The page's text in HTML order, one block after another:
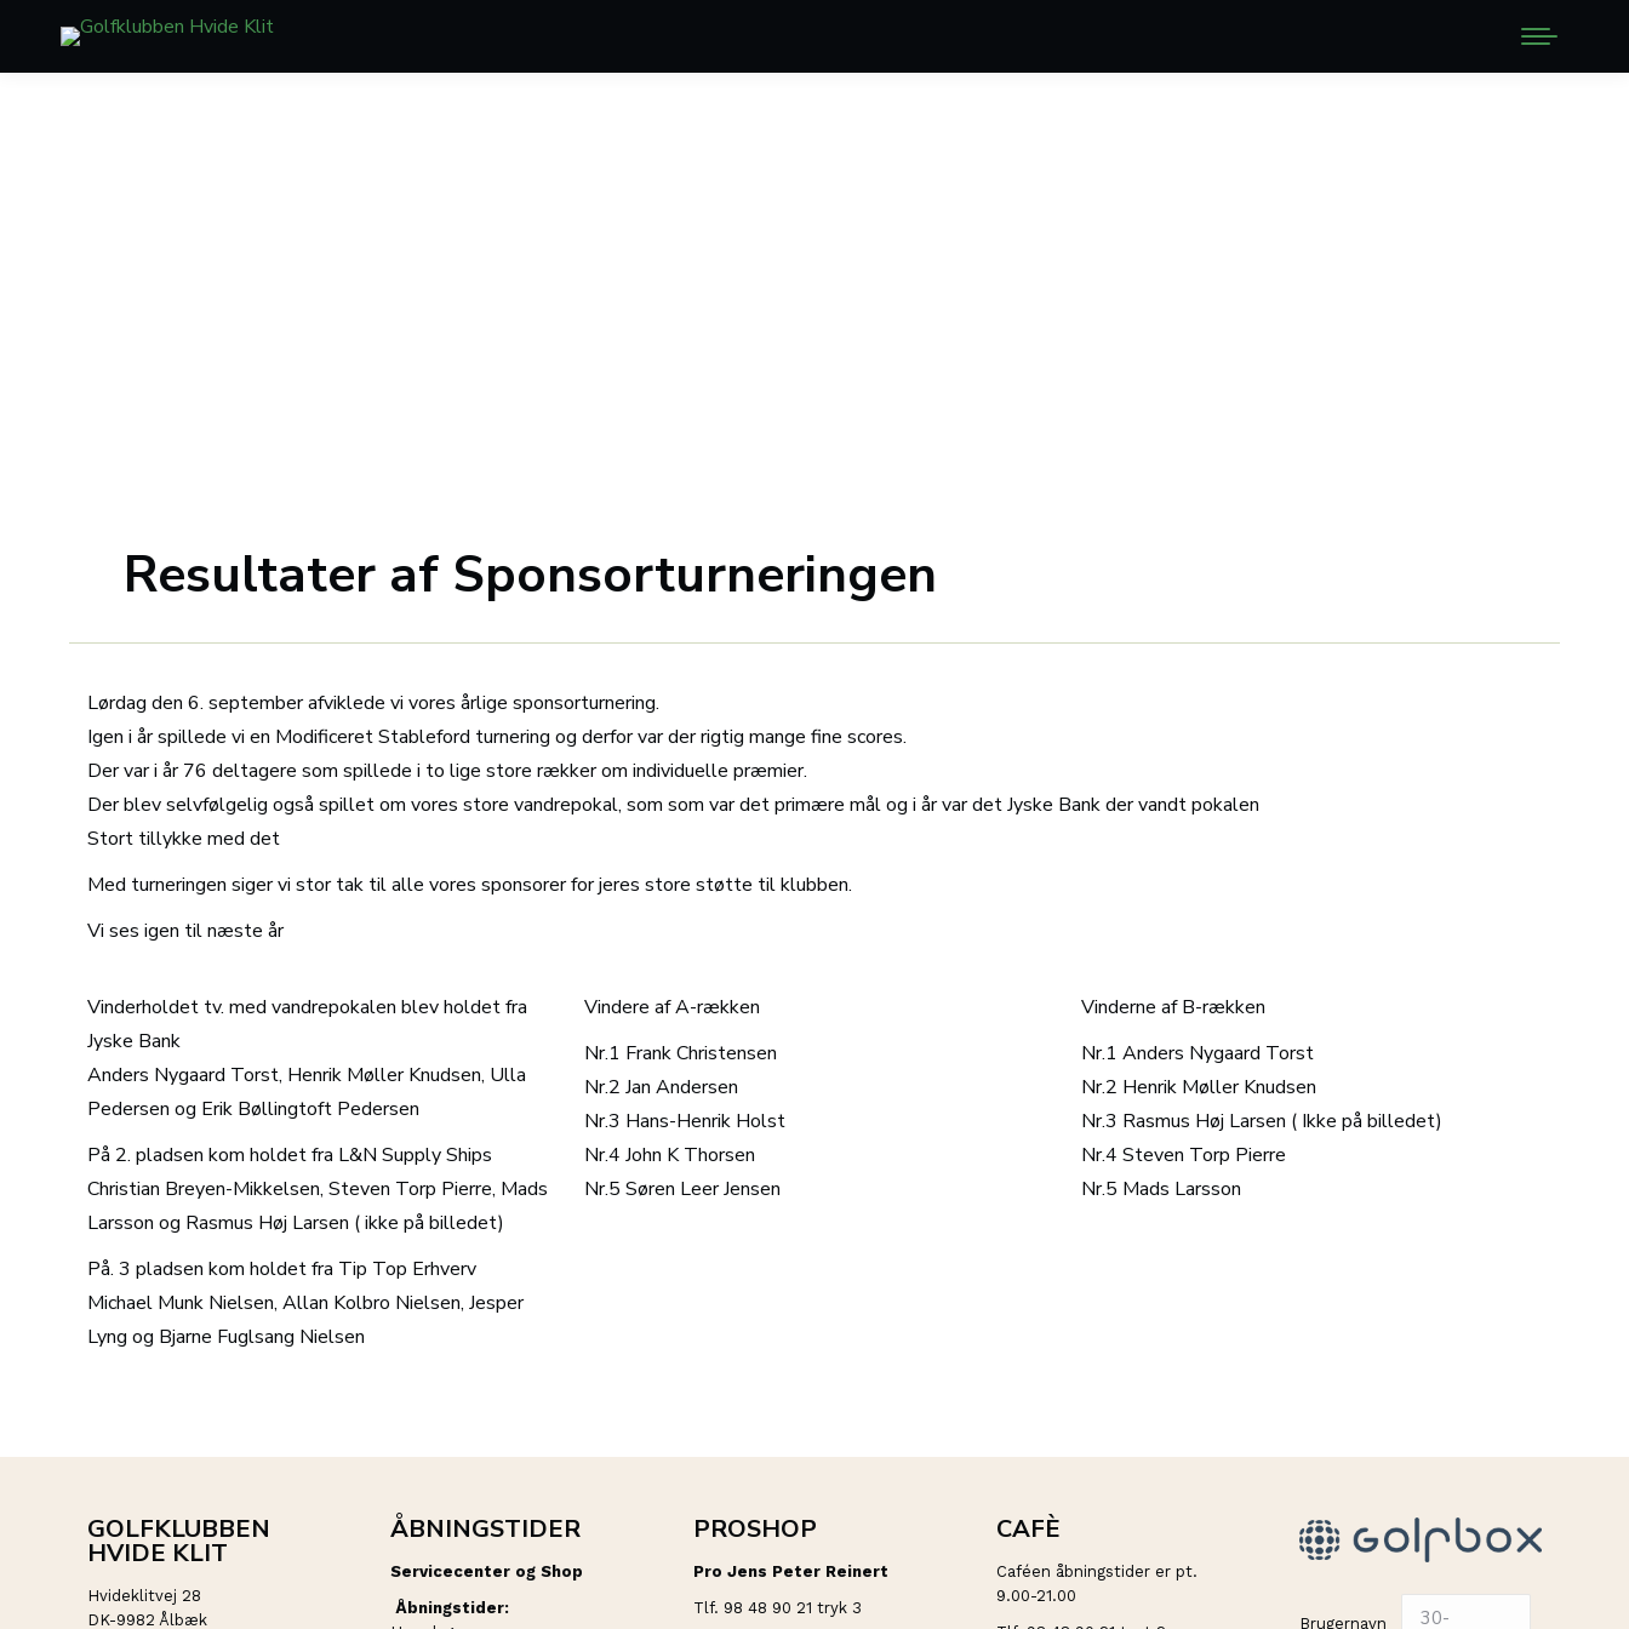
Resultater af Sponsorturneringen
Lørdag den 6. september afviklede vi vores årlige sponsorturnering.
Igen i år spillede vi en Modificeret Stableford turnering og derfor var der rigtig mange fine scores.
Der var i år 76 deltagere som spillede i to lige store rækker om individuelle præmier.
Der blev selvfølgelig også spillet om vores store vandrepokal, som som var det primære mål og i år var det Jyske Bank der vandt pokalen
Stort tillykke med det
Med turneringen siger vi stor tak til alle vores sponsorer for jeres store støtte til klubben.
Vi ses igen til næste år
Vinderholdet tv. med vandrepokalen blev holdet fra
Jyske Bank
Anders Nygaard Torst, Henrik Møller Knudsen, Ulla
Pedersen og Erik Bøllingtoft Pedersen
På 2. pladsen kom holdet fra L&N Supply Ships
Christian Breyen-Mikkelsen, Steven Torp Pierre, Mads
Larsson og Rasmus Høj Larsen ( ikke på billedet)
På. 3 pladsen kom holdet fra Tip Top Erhverv
Michael Munk Nielsen, Allan Kolbro Nielsen, Jesper
Lyng og Bjarne Fuglsang Nielsen
Vindere af A-rækken
Nr.1 Frank Christensen
Nr.2 Jan Andersen
Nr.3 Hans-Henrik Holst
Nr.4 John K Thorsen
Nr.5 Søren Leer Jensen
Vinderne af B-rækken
Nr.1 Anders Nygaard Torst
Nr.2 Henrik Møller Knudsen
Nr.3 Rasmus Høj Larsen ( Ikke på billedet)
Nr.4 Steven Torp Pierre
Nr.5 Mads Larsson
GOLFKLUBBEN
HVIDE KLIT
Hvideklitvej 28
DK-9982 Ålbæk
ÅBNINGSTIDER
Servicecenter og Shop
Åbningstider:
PROSHOP
Pro Jens Peter Reinert
Tlf. 98 48 90 21 tryk 3
CAFÈ
Caféen åbningstider er pt.
9.00-21.00
Brugernavn